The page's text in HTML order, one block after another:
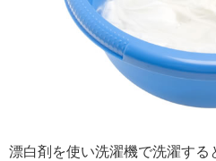
漂白剤を使い洗濯機で洗濯す